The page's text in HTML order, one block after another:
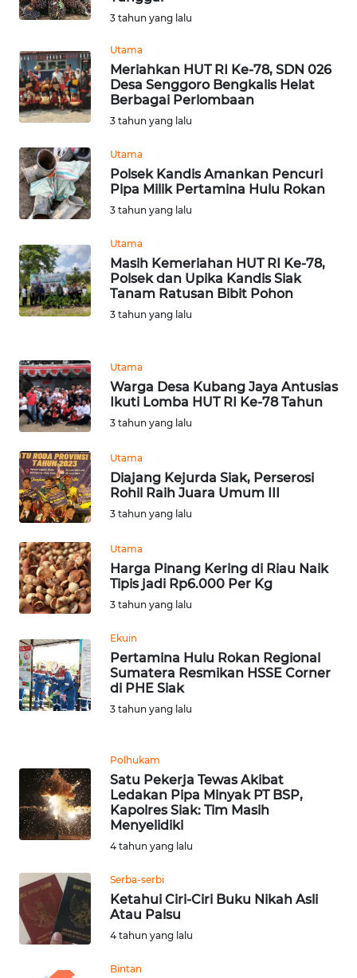
3 tahun yang lalu
Utama
Meriahkan HUT RI Ke-78, SDN 026
Desa Senggoro Bengkalis Helat
Berbagai Perlombaan
3 tahun yang lalu
Utama
Polsek Kandis Amankan Pencuri
Pipa Milik Pertamina Hulu Rokan
3 tahun yang lalu
Utama
Masih Kemeriahan HUT RI Ke-78,
Polsek dan Upika Kandis Siak
Tanam Ratusan Bibit Pohon
3 tahun yang lalu
Utama
Warga Desa Kubang Jaya Antusias
Ikuti Lomba HUT RI Ke-78 Tahun
3 tahun yang lalu
Utama
Diajang Kejurda Siak, Perserosi
Rohil Raih Juara Umum III
3 tahun yang lalu
Utama
Harga Pinang Kering di Riau Naik
Tipis jadi Rp6.000 Per Kg
3 tahun yang lalu
Ekuin
Pertamina Hulu Rokan Regional
Sumatera Resmikan HSSE Corner
di PHE Siak
3 tahun yang lalu
Polhukam
Satu Pekerja Tewas Akibat
Ledakan Pipa Minyak PT BSP,
Kapolres Siak: Tim Masih
Menyelidiki
4 tahun yang lalu
Serba-serbi
Ketahui Ciri-Ciri Buku Nikah Asli
Atau Palsu
4 tahun yang lalu
Bintan
KALTARA
WN
KALSEL
WN
KALTIM
WN
WN
GORONTALO
WN
MALUKU
WN
MALUT
WN
DAIRI
WN
DANAU
TOBA
WN
NIAS
WN
TAPANULI
SELATAN
WN
WN
KARO
WN